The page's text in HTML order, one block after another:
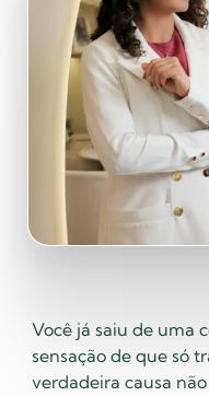
Você já saiu de uma
sensação de que só
verdadeira causa